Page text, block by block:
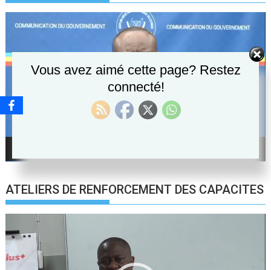
ATELIERS DE RENFORCEMENT DES CAPACITES
Lecteur
vidéo
Vous avez aimé cette page? Restez
connecté!